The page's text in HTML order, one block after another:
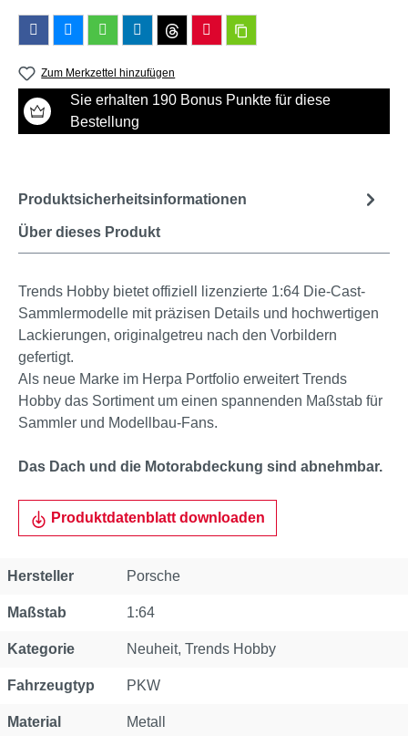
Zum Merkzettel hinzufügen
Sie erhalten 190 Bonus Punkte für diese
Bestellung
Über dieses Produkt
Produktsicherheitsinformationen
Trends Hobby bietet offiziell lizenzierte 1:64 Die-Cast-
Sammlermodelle mit präzisen Details und hochwertigen
Lackierungen, originalgetreu nach den Vorbildern
gefertigt.
Als neue Marke im Herpa Portfolio erweitert Trends
Hobby das Sortiment um einen spannenden Maßstab für
Sammler und Modellbau-Fans.
Das Dach und die Motorabdeckung sind abnehmbar.
Produktdatenblatt downloaden
Eigenschaft Wert
Hersteller Porsche
Maßstab 1:64
Kategorie Neuheit, Trends Hobby
Fahrzeugtyp PKW
Material Metall